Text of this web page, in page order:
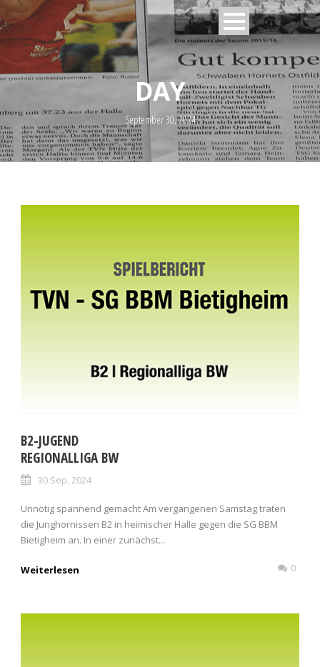
DAY
September 30, 2024
B2-JUGEND
REGIONALLIGA BW
30 Sep. 2024
Unnötig spannend gemacht Am vergangenen Samstag traten
die Junghornissen B2 in heimischer Halle gegen die SG BBM
Bietigheim an. In einer zunächst...
Weiterlesen 0